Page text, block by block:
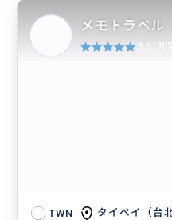
TWN タイペイ（台
メモトラベル
5.0